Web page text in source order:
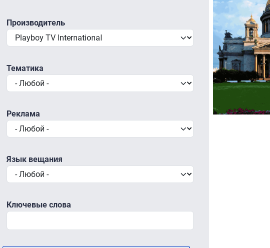
Производитель
Тематика
Реклама
Язык вещания
Ключевые слова